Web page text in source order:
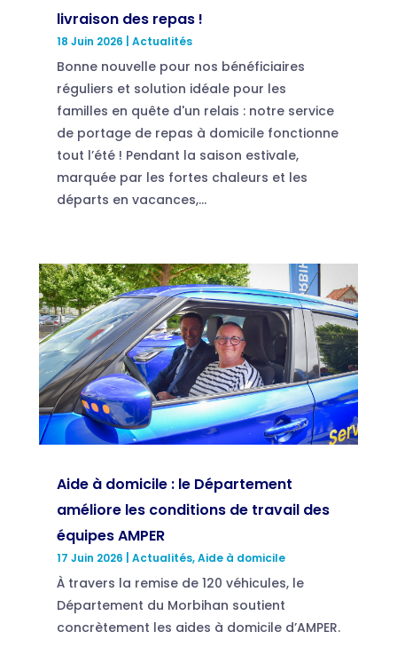
livraison des repas !
18 Juin 2026 Actualités
Bonne nouvelle pour nos bénéficiaires
réguliers et solution idéale pour les
familles en quête d'un relais : notre service
de portage de repas à domicile fonctionne
tout l’été ! Pendant la saison estivale,
marquée par les fortes chaleurs et les
départs en vacances,...
Aide à domicile : le Département
améliore les conditions de travail des
équipes AMPER
17 Juin 2026 Actualités,Aide à domicile
À travers la remise de 120 véhicules, le
Département du Morbihan soutient
concrètement les aides à domicile d’AMPER.